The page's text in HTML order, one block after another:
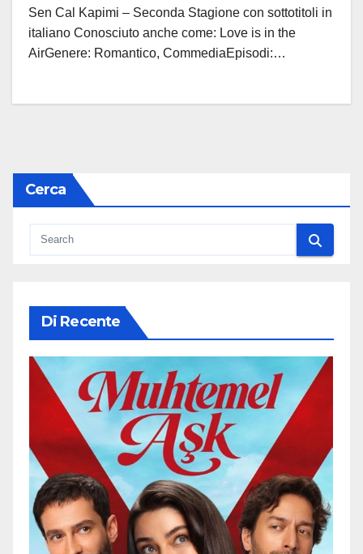
Sen Cal Kapimi – Seconda Stagione con sottotitoli in
italiano Conosciuto anche come: Love is in the
AirGenere: Romantico, CommediaEpisodi:…
Cerca
Di Recente